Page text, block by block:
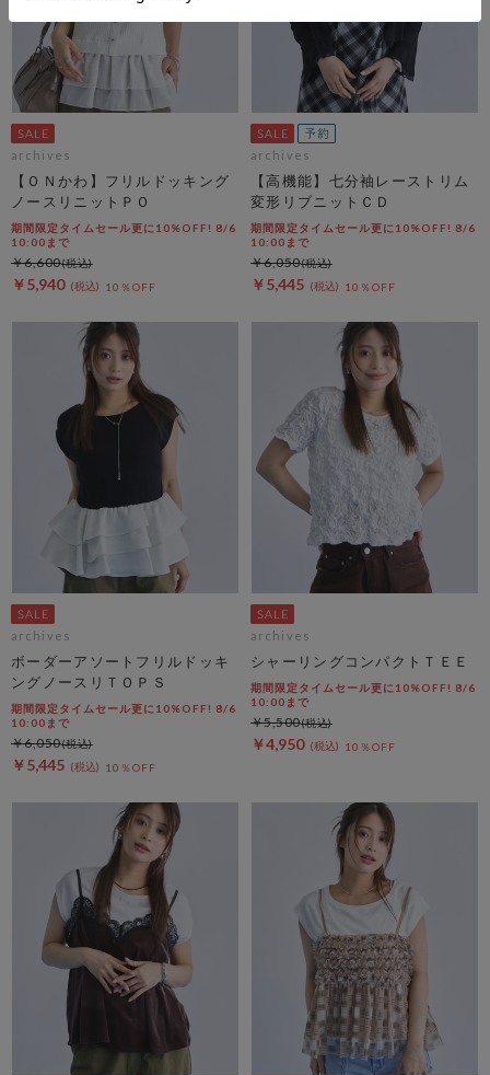
archives
【ＯＮかわ】フリルドッキング
ノースリニットＰＯ
期間限定タイムセール更に10%OFF! 8/6
10:00まで
￥5,940 10％OFF
￥6,600
archives
【高機能】七分袖レーストリム
変形リブニットＣＤ
期間限定タイムセール更に10%OFF! 8/6
10:00まで
￥5,445 10％OFF
￥6,050
archives
ボーダーアソートフリルドッキ
ングノースリＴＯＰＳ
期間限定タイムセール更に10%OFF! 8/6
10:00まで
￥5,445 10％OFF
￥6,050
archives
シャーリングコンパクトＴＥＥ
期間限定タイムセール更に10%OFF! 8/6
10:00まで
￥4,950 10％OFF
￥5,500